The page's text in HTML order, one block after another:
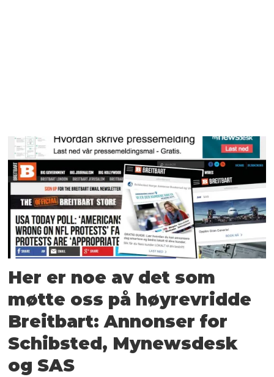
Her er noe av det som
møtte oss på høyrevridde
Breitbart: Annonser for
Schibsted, Mynewsdesk
og SAS